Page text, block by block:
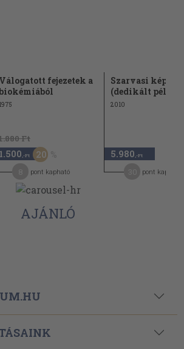
Válogatott fejezetek a
1975
Ft
1.500 ,-Ft 20
pont kapható
Szarvasi
(dedikált
2010
5.980 ,-Ft
pont kapható
AJÁNLÓ